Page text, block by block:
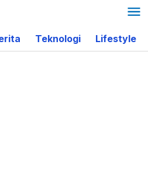
Teknologi Lifestyle